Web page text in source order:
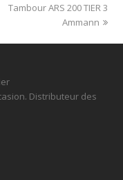
post:
Tambour ARS 200 TIER 3
Ammann
Distributeur des